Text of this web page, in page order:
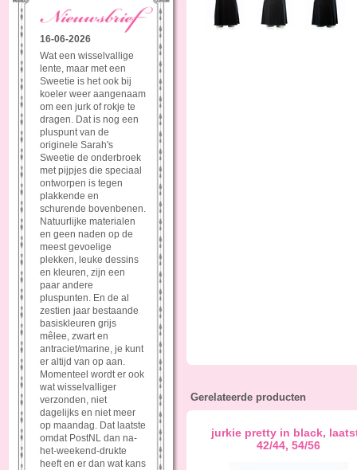
16-06-2026
Wat een wisselvallige
lente, maar met een
Sweetie is het ook bij
koeler weer aangenaam
om een jurk of rokje te
dragen. Dat is nog een
pluspunt van de
originele Sarah's
Sweetie de onderbroek
met pijpjes die speciaal
ontworpen is tegen
plakkende en
schurende bovenbenen.
Natuurlijke materialen
en geen naden op de
meest gevoelige
plekken, leuke dessins
en kleuren, zijn een
paar andere
pluspunten. En de al
zestien jaar bestaande
basiskleuren grijs
mêlee, zwart en
antraciet/marine, je kunt
er altijd van op aan.
Momenteel wordt er ook
wat wisselvalliger
verzonden, niet
dagelijks en niet meer
op maandag. Dat laatste
omdat PostNL dan na-
het-weekend-drukte
heeft en er dan wat kans
Gerelateerde producten
jurkie pretty in black,
42/44, 54/56